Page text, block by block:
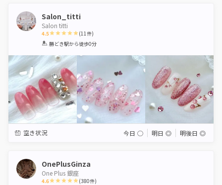
Salon_titti
Salon titti
4.5
1 2 3 4 5
(11件)
勝どき駅から徒歩0分
空き状況 今日 ◯ 明日 ◎ 明後日 ◎
OnePlusGinza
One Plus 銀座
4.6 (380件)